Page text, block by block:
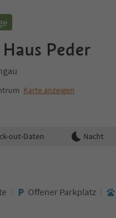
Peder
Karte anzeigen
out-Daten Nacht
Offener Parkplatz